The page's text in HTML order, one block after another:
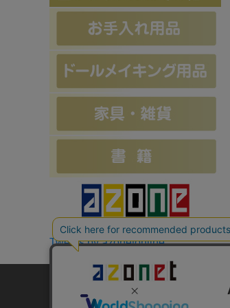
Tweets by azonetonline
お支払方法につい